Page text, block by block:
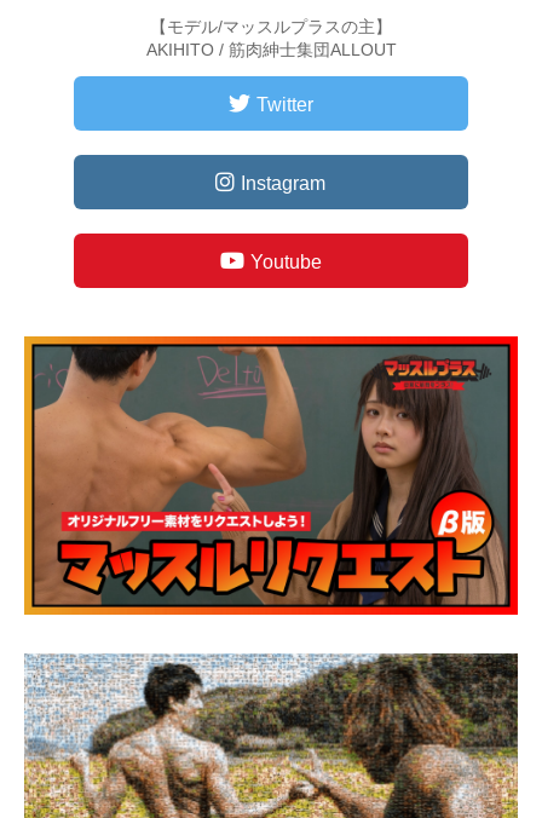
【モデル/マッスルプラスの主】
AKIHITO / 筋肉紳士集団ALLOUT
Twitter
Instagram
Youtube